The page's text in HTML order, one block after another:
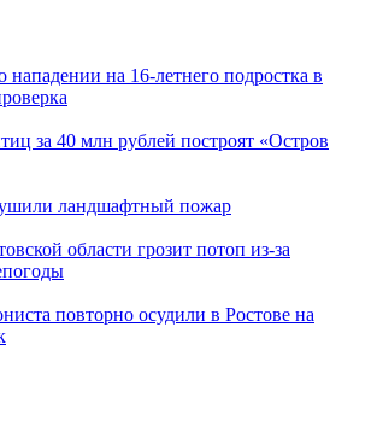
на 16-летнего подростка в
за 40 млн рублей построят «Остров
ландшафтный пожар
области грозит потоп из-за
повторно осудили в Ростове на